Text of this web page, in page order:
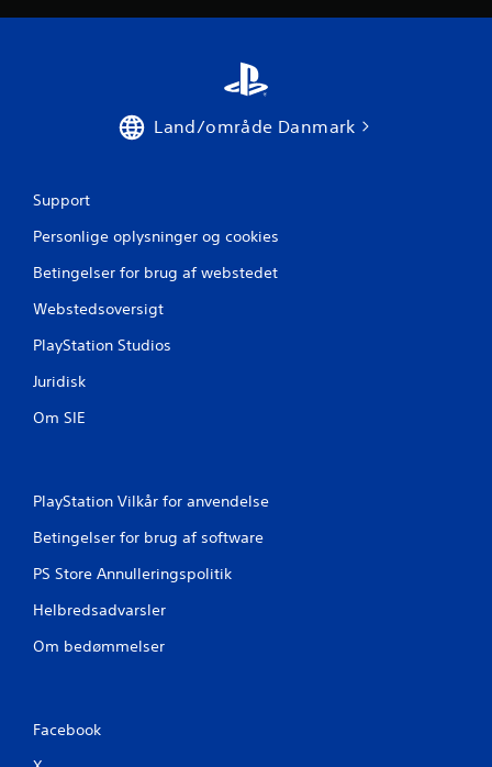
Land/område Danmark
Support
Personlige oplysninger og cookies
Betingelser for brug af webstedet
Webstedsoversigt
PlayStation Studios
Juridisk
Om SIE
PlayStation Vilkår for anvendelse
Betingelser for brug af software
PS Store Annulleringspolitik
Helbredsadvarsler
Om bedømmelser
Facebook